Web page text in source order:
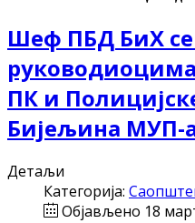
Шеф ПБД БиХ се
ПК и
Бијељина МУП-
Детаљи
Категорија:
Објављено 18